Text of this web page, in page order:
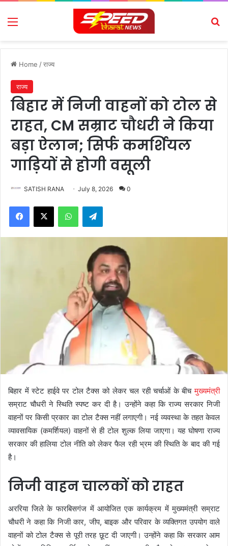
Menu
Home /राज्य
राज्य
बिहार में निजी वाहनों को टोल से
राहत, CM सम्राट चौधरी ने किया
बड़ा ऐलान; सिर्फ कमर्शियल
गाड़ियों से होगी वसूली
SATISH RANA July 8, 2026 0
Facebook
X WhatsAppTelegram
बिहार में स्टेट हाईवे पर टोल टैक्स को लेकर चल रही चर्चाओं के बीचमुख्यमंत्री
सम्राट चौधरी ने स्थिति स्पष्ट कर दी है। उन्होंने कहा कि राज्य सरकार निजी
वाहनों पर किसी प्रकार का टोल टैक्स नहीं लगाएगी। नई व्यवस्था के तहत केवल
व्यावसायिक (कमर्शियल) वाहनों से ही टोल शुल्क लिया जाएगा। यह घोषणा राज्य
सरकार की हालिया टोल नीति को लेकर फैल रही भ्रम की स्थिति के बाद की गई
है।
निजी वाहन चालकों को राहत
अररिया जिले के फारबिसगंज में आयोजित एक कार्यक्रम में मुख्यमंत्री सम्राट
चौधरी ने कहा कि निजी कार, जीप, बाइक और परिवार के व्यक्तिगत उपयोग वाले
वाहनों को टोल टैक्स से पूरी तरह छूट दी जाएगी। उन्होंने कहा कि सरकार आम